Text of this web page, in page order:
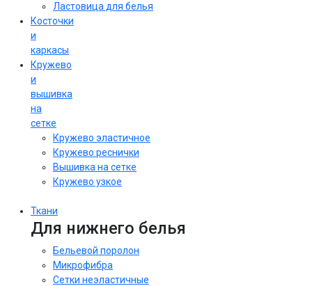
Ластовица для белья
Косточки
и
каркасы
Кружево
и
вышивка
на
сетке
Кружево эластичное
Кружево реснички
Вышивка на сетке
Кружево узкое
Ткани
Для нижнего белья
Бельевой поролон
Микрофибра
Сетки неэластичные